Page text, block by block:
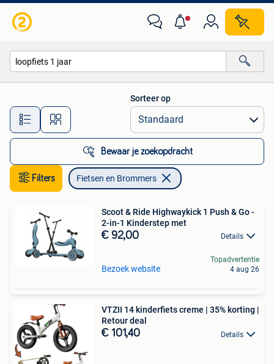
Alle afstanden…
Sorteer op
Bewaar je zoekopdracht
Filters Fietsen en Brommers
Scoot & Ride Highwaykick 1 Push & Go -
2-in-1 Kinderstep met
€ 92,00 Details
Bezoek website
Topadvertentie
4 aug 26
VTZII 14 kinderfiets creme | 35% korting |
Retour deal
€ 101,40 Details